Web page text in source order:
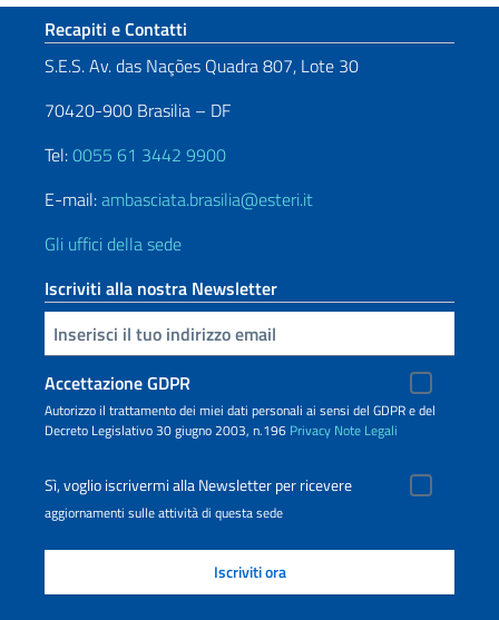
Sezione footer
Recapiti e Contatti
S.E.S. Av. das Nações Quadra 807, Lote 30
70420-900 Brasilia – DF
Tel:0055 61 3442 9900
E-mail:ambasciata.brasilia@esteri.it
Gli uffici della sede
Iscriviti alla nostra Newsletter
Inserisci la tua email
Accettazione GDPR
Autorizzo il trattamento dei miei dati personali ai sensi del GDPR e del
Decreto Legislativo 30 giugno 2003, n.196 Privacy Note Legali
Sì, voglio iscrivermi alla Newsletter per ricevere
aggiornamenti sulle attività di questa sede